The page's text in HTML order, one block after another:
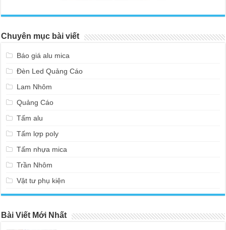
Chuyên mục bài viết
Báo giá alu mica
Đèn Led Quảng Cáo
Lam Nhôm
Quảng Cáo
Tấm alu
Tấm lợp poly
Tấm nhựa mica
Trần Nhôm
Vật tư phụ kiện
Bài Viết Mới Nhất